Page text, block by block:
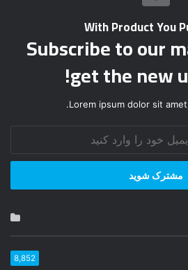
With Product You
Subscribe to our
get the new
Lorem ipsum dolor sit
8,852